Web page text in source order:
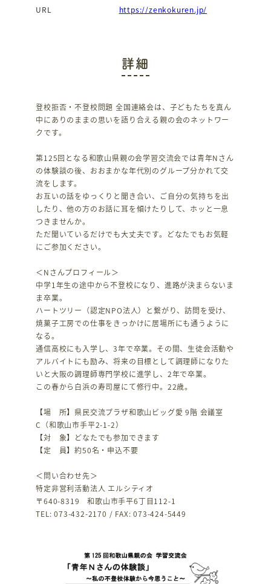
URL https://zenkokuren.jp/
詳細
登校拒否・不登校問題 全国連絡会は、子どもたちを真ん
中にありのままの思いを語り合える親の会のネットワー
クです。
第125回となる和歌山県親の会学習交流会では青年Nさん
の体験談の後、おおまかな年代別のグループ分かれて交
流をします。
お互いの話をゆっくりと聞き合い、ご自分の気持ちを出
したり、他の方のお話に耳を傾けたりして、ホッと一息
つきませんか。
ただ聞いているだけでも大丈夫です。どなたでもお気軽
にご参加ください。
＜Nさんプロフィール＞
中学1年生の途中から不登校になり、進路が決まらないま
ま卒業。
ハートツリー（認定NPO法人）と繋がり、訪問を受け、
焼菓子工房での仕事をきっかけに居場所にも通うように
なる。
通信高校にも入学し、3年で卒業。その間、生徒会活動や
アルバイトにも励み、将来の目標として調理師になりた
いと大阪の調理師専門学校に進学し、2年で卒業。
この春から白浜の寿司屋にて修行中。22歳。
【場 所】県民交流プラザ和歌山ビッグ愛 9階 会議室
C（和歌山市手平2-1-2）
【対 象】どなたでも参加できます
【定 員】約50名・申込不要
＜問い合わせ先＞
特定非営利活動法人 エルシティオ
〒640-8319 和歌山市手平6丁目112-1
TEL: 073-432-2170 / FAX: 073-424-5449